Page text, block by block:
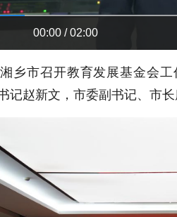
00:00 / 02:00
乡市召开教育发展基金会
记赵新文，市委副书记、市